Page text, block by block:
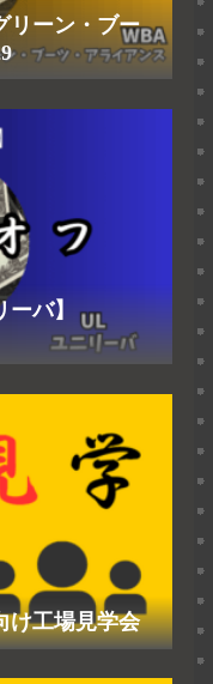
リーン・ブー
バ】
け工場見学会